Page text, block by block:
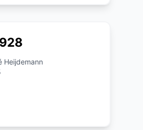
Heijdemann